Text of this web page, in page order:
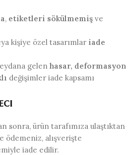
, etiketleri sökülmemiş ve
kişiye özel tasarımlar iade
gelen hasar, deformasyon
değişimler iade kapsamı
sonra, ürün tarafımıza ulaştıktan
ödemeniz, alışverişte
iade edilir.